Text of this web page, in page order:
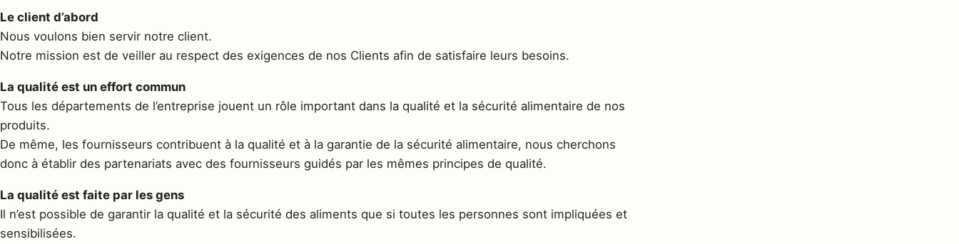
Le client d’abord
Nous voulons bien servir notre client.
Notre mission est de veiller au respect des exigences de nos Clients afin de satisfaire leurs besoins.
La qualité est un effort commun
Tous les départements de l’entreprise jouent un rôle important dans la qualité et la sécurité alimentaire de nos
produits.
De même, les fournisseurs contribuent à la qualité et à la garantie de la sécurité alimentaire, nous cherchons
donc à établir des partenariats avec des fournisseurs guidés par les mêmes principes de qualité.
La qualité est faite par les gens
Il n’est possible de garantir la qualité et la sécurité des aliments que si toutes les personnes sont impliquées et
sensibilisées.